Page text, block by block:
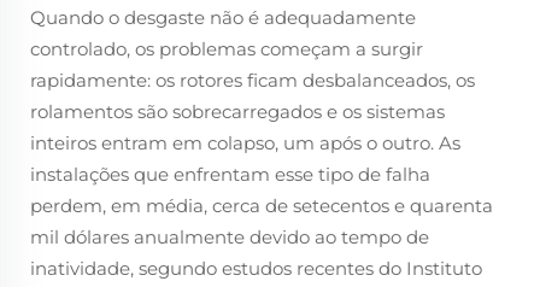
Quando o desgaste não é adequadamente
controlado, os problemas começam a surgir
rapidamente: os rotores ficam desbalanceados, os
rolamentos são sobrecarregados e os sistemas
inteiros entram em colapso, um após o outro. As
instalações que enfrentam esse tipo de falha
perdem, em média, cerca de setecentos e quarenta
mil dólares anualmente devido ao tempo de
inatividade, segundo estudos recentes do Instituto